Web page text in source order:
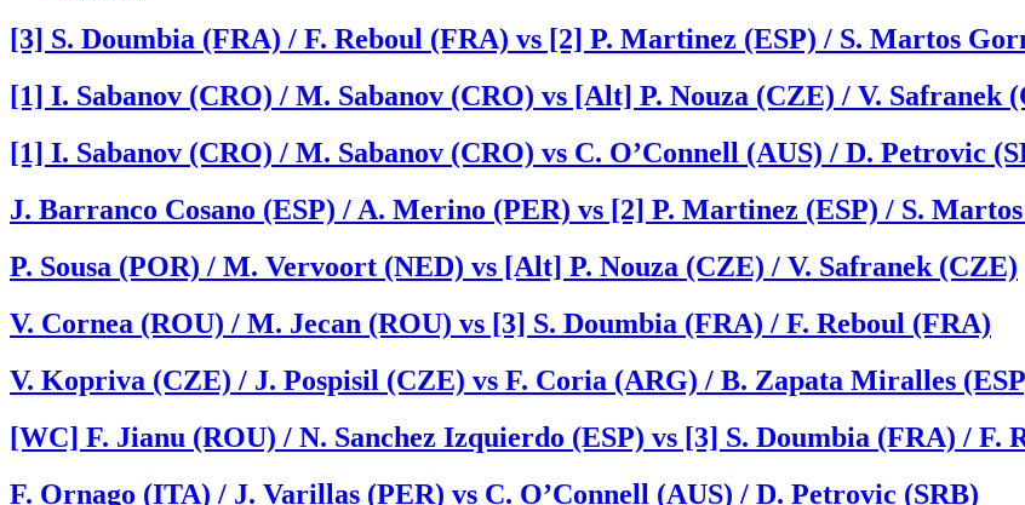
[3] S. Doumbia (FRA) / F. Reboul (FRA) vs [2] P. Martinez (ESP) / S. Martos
[1] I. Sabanov (CRO) / M. Sabanov (CRO) vs [Alt] P. Nouza (CZE) / V. Safranek
[1] I. Sabanov (CRO) / M. Sabanov (CRO) vs C. O’Connell (AUS) / D. Petrovic
J. Barranco Cosano (ESP) / A. Merino (PER) vs [2] P. Martinez (ESP) / S.
P. Sousa (POR) / M. Vervoort (NED) vs [Alt] P. Nouza (CZE) / V. Safranek (CZE)
V. Cornea (ROU) / M. Jecan (ROU) vs [3] S. Doumbia (FRA) / F. Reboul (FRA)
V. Kopriva (CZE) / J. Pospisil (CZE) vs F. Coria (ARG) / B. Zapata Miralles
[WC] F. Jianu (ROU) / N. Sanchez Izquierdo (ESP) vs [3] S. Doumbia (FRA) / F.
F. Ornago (ITA) / J. Varillas (PER) vs C. O’Connell (AUS) / D. Petrovic (SRB)